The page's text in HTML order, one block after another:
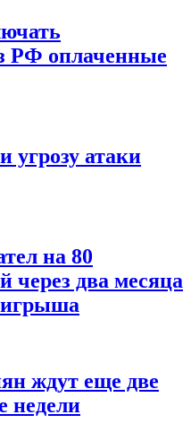
РФ оплаченные
угрозу атаки
на 80
через два месяца
ждут еще две
недели